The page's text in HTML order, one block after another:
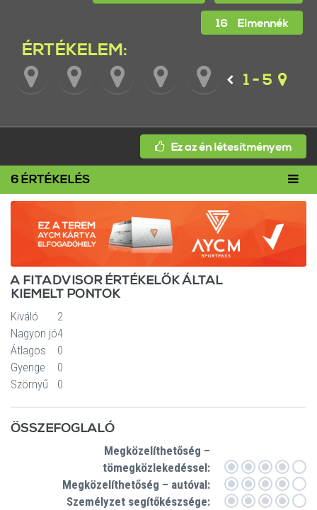
16 Elmennék
ÉRTÉKELEM:
1 - 5
Ez az én létesítményem
6 ÉRTÉKELÉS
A FITADVISOR ÉRTÉKELŐK ÁLTAL
KIEMELT PONTOK
Kiváló
2
Nagyon jó4
Átlagos
0
Gyenge
0
Szörnyű
0
ÖSSZEFOGLALÓ
Megközelíthetőség –
tömegközlekedéssel:
Megközelíthetőség – autóval:
Személyzet segítőkészsége: